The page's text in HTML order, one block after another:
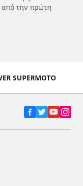
από την πρώτη
SUPERMOTO